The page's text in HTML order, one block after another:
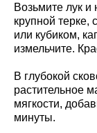
Возьмите лук и
крупной терке,
или кубиком,
измельчите.
В глубокой
растительное
мягкости,
минуты.